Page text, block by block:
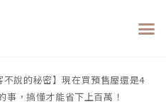
不說的秘密】現在買預售屋還是4
事，搞懂才能省下上百萬！